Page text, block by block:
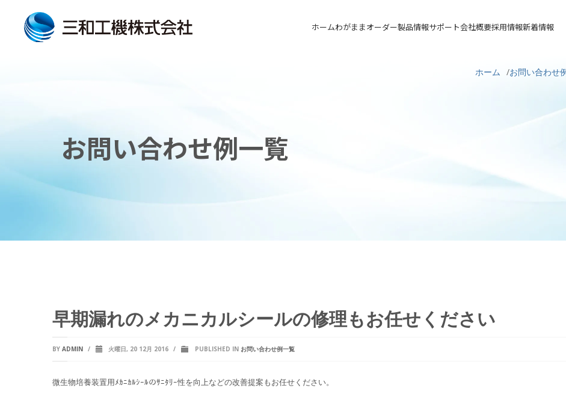
ホームわがままオーダー製品情報サポート会社概要採用情報新着情報
ホーム お問い合わせ
お問い合わせ例一覧
早期漏れのメカニカルシールの修理もお任せください
BY ADMIN / 火曜日, 20 12月 2016 / PUBLISHED IN お問い合わせ例一覧
微生物培養装置用ﾒｶﾆｶﾙｼｰﾙのｻﾆﾀﾘｰ性を向上などの改善提案もお任せください。